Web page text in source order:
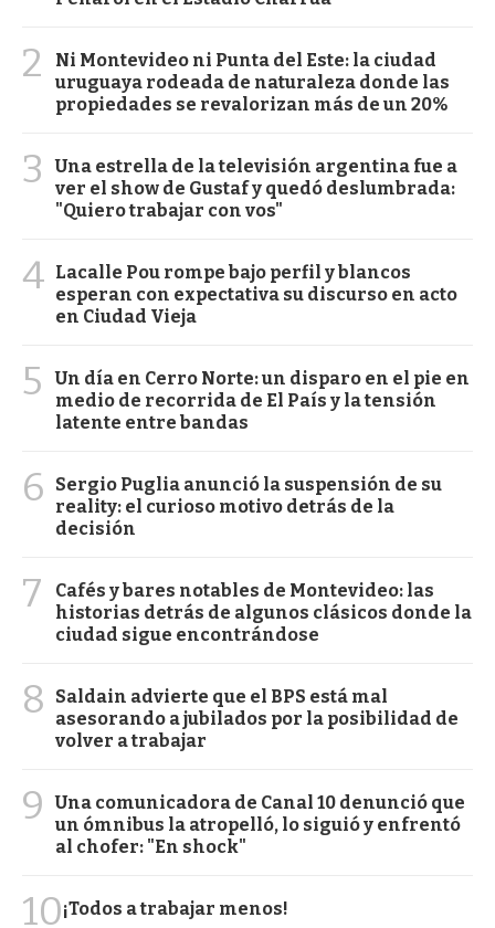
2
Ni Montevideo ni Punta del Este: la ciudad
uruguaya rodeada de naturaleza donde las
propiedades se revalorizan más de un 20%
3
Una estrella de la televisión argentina fue a
ver el show de Gustaf y quedó deslumbrada:
"Quiero trabajar con vos"
4 Lacalle Pou rompe bajo perfil y blancos
esperan con expectativa su discurso en acto
en Ciudad Vieja
5
Un día en Cerro Norte: un disparo en el pie en
medio de recorrida de El País y la tensión
latente entre bandas
6
Sergio Puglia anunció la suspensión de su
reality: el curioso motivo detrás de la
decisión
7
Cafés y bares notables de Montevideo: las
historias detrás de algunos clásicos donde la
ciudad sigue encontrándose
8
Saldain advierte que el BPS está mal
asesorando a jubilados por la posibilidad de
volver a trabajar
9
Una comunicadora de Canal 10 denunció que
un ómnibus la atropelló, lo siguió y enfrentó
al chofer: "En shock"
10¡Todos a trabajar menos!